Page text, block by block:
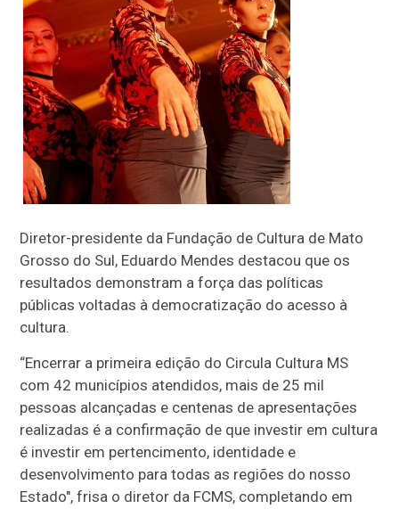
Diretor-presidente da Fundação de Cultura de Mato
Grosso do Sul, Eduardo Mendes destacou que os
resultados demonstram a força das políticas
públicas voltadas à democratização do acesso à
cultura.
“Encerrar a primeira edição do Circula Cultura MS
com 42 municípios atendidos, mais de 25 mil
pessoas alcançadas e centenas de apresentações
realizadas é a confirmação de que investir em cultura
é investir em pertencimento, identidade e
desenvolvimento para todas as regiões do nosso
Estado", frisa o diretor da FCMS, completando em